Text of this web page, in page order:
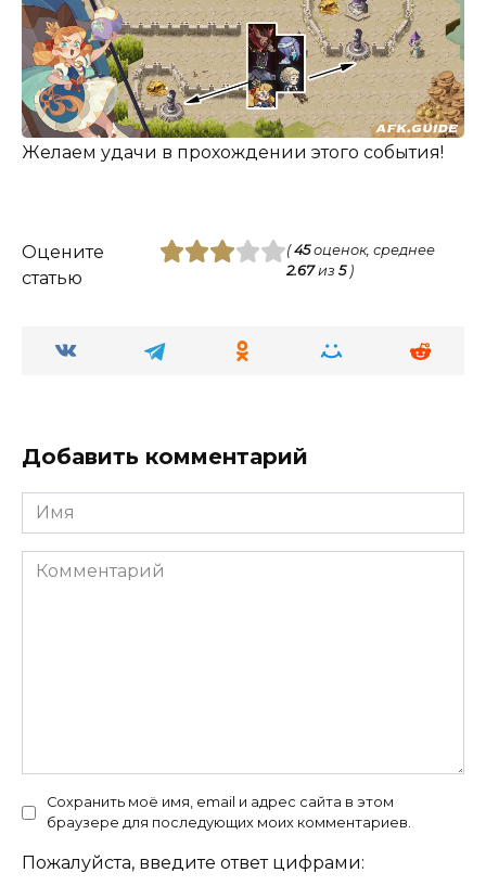
Желаем удачи в прохождении этого события!
Оцените
статью
(45оценок, среднее
2.67из 5)
Добавить комментарий
Имя
Комментарий
Сохранить моё имя, email и адрес сайта в этом
браузере для последующих моих комментариев.
Пожалуйста, введите ответ цифрами: